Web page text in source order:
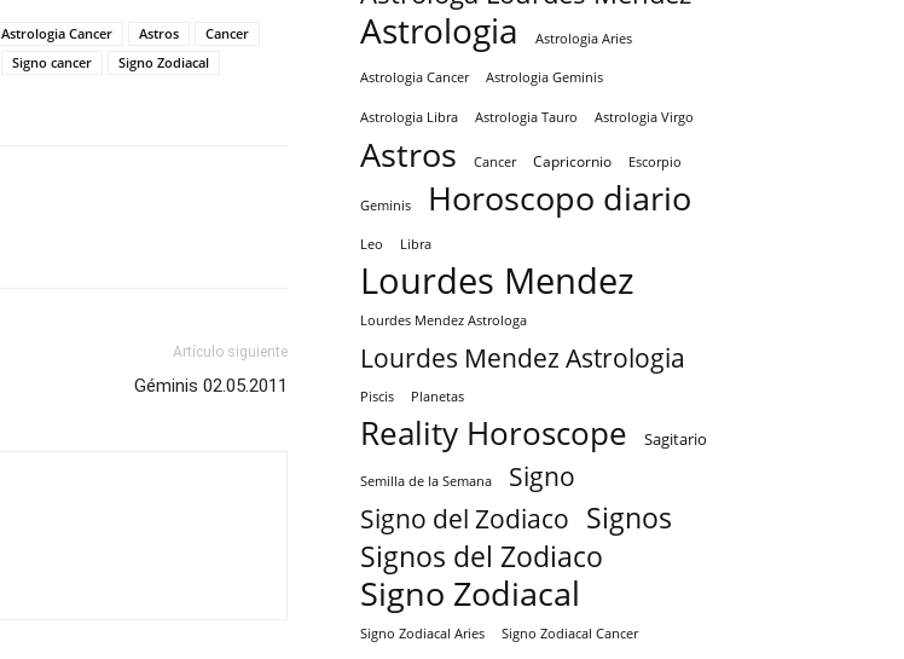
Astrologia Cancer Astros
Cancer
Signo cancer
Signo Zodiacal
Artículo siguiente
Géminis 02.05.2011
Astrologia Astrologia Aries
Astrologia Cancer Astrologia Geminis
Astrologia Libra Astrologia Tauro Astrologia Virgo
Astros Cancer Capricornio Escorpio
Geminis Horoscopo diario
Leo Libra
Lourdes Mendez
Lourdes Mendez Astrologa
Lourdes Mendez Astrologia
Piscis Planetas
Reality Horoscope Sagitario
Semilla de la Semana
Signo
Signo del Zodiaco Signos
Signos del Zodiaco
Signo Zodiacal
Signo Zodiacal Aries Signo Zodiacal Cancer